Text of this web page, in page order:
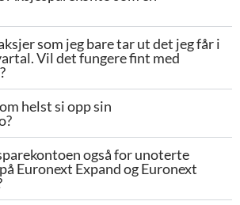
som jeg bare tar ut det jeg får i
Vil det fungere fint med
helst si opp sin
også for unoterte
Euronext Expand og Euronext